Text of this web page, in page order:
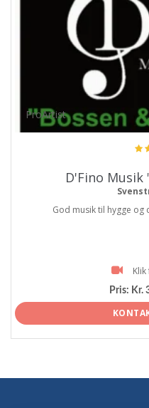
ProArtist
D'Fino Musik
God musik til hygge og
Pris: Kr.